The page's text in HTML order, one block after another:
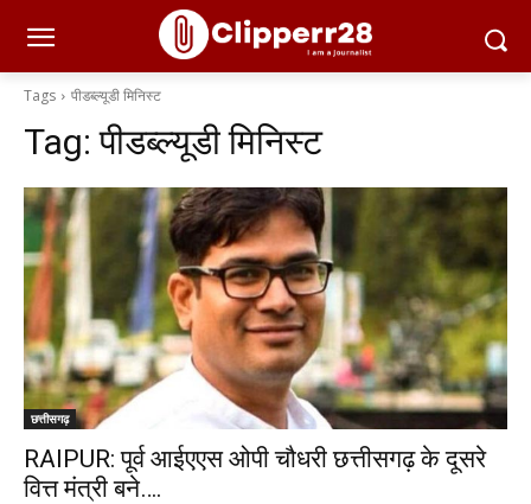
Tags पीडब्ल्यूडी मिनिस्ट
Tag:पीडब्ल्यूडी मिनिस्ट
छत्तीसगढ़
RAIPUR: पूर्व आईएएस ओपी चौधरी छत्तीसगढ़ के दूसरे
वित्त मंत्री बने….